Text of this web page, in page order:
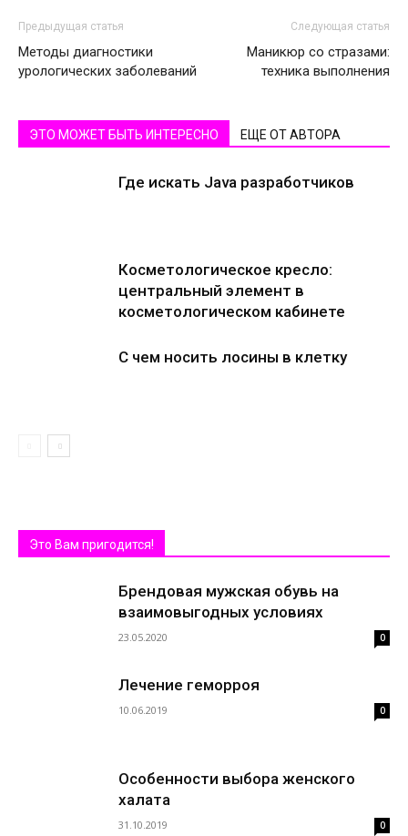
Предыдущая статья
Методы диагностики
урологических заболеваний
Следующая статья
Маникюр со стразами:
техника выполнения
ЭТО МОЖЕТ БЫТЬ ИНТЕРЕСНО ЕЩЕ ОТ АВТОРА
Где искать Java разработчиков
Косметологическое кресло:
центральный элемент в
косметологическом кабинете
С чем носить лосины в клетку
Это Вам пригодится!
Брендовая мужская обувь на
взаимовыгодных условиях
23.05.2020 0
Лечение геморроя
10.06.2019 0
Особенности выбора женского
халата
31.10.2019 0